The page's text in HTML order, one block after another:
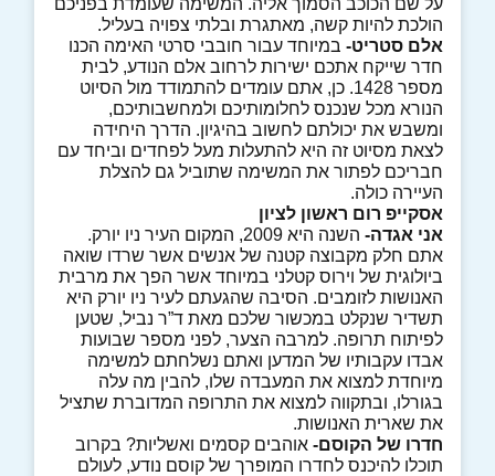
על שם הכוכב הסמוך אליה. המשימה שעומדת בפניכם
הולכת להיות קשה, מאתגרת ובלתי צפויה בעליל.
אלם סטריט- במיוחד עבור חובבי סרטי האימה הכנו
חדר שייקח אתכם ישירות לרחוב אלם הנודע, לבית
מספר 1428. כן, אתם עומדים להתמודד מול הסיוט
הנורא מכל שנכנס לחלומותיכם ולמחשבותיכם,
ומשבש את יכולתם לחשוב בהיגיון. הדרך היחידה
לצאת מסיוט זה היא להתעלות מעל לפחדים וביחד עם
חבריכם לפתור את המשימה שתוביל גם להצלת
העיירה כולה.
אסקייפ רום ראשון לציון
אני אגדה-
השנה היא 2009, המקום העיר ניו יורק.
אתם חלק מקבוצה קטנה של אנשים אשר שרדו שואה
ביולוגית של וירוס קטלני במיוחד אשר הפך את מרבית
האנושות לזומבים. הסיבה שהגעתם לעיר ניו יורק היא
תשדיר שנקלט במכשור שלכם מאת ד”ר נביל, שטען
לפיתוח תרופה. למרבה הצער, לפני מספר שבועות
אבדו עקבותיו של המדען ואתם נשלחתם למשימה
מיוחדת למצוא את המעבדה שלו, להבין מה עלה
בגורלו, ובתקווה למצוא את התרופה המדוברת שתציל
את שארית האנושות.
חדרו של הקוסם- אוהבים קסמים ואשליות? בקרוב
תוכלו להיכנס לחדרו המופרך של קוסם נודע, לעולם